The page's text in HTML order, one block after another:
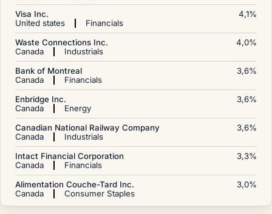
Visa Inc.
4,1%
United states
Financials
Waste Connections Inc.
4,0%
Canada
Industrials
Bank of Montreal
3,6%
Canada
Financials
Enbridge Inc.
3,6%
Canada
Energy
Canadian National Railway Company
3,6%
Canada
Industrials
Intact Financial Corporation
3,3%
Canada
Financials
Alimentation Couche-Tard Inc.
3,0%
Canada
Consumer Staples